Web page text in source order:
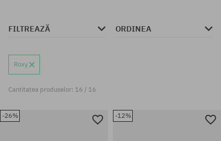
FILTREAZĂ ORDINEA
Roxy
Cantitatea produselor: 16 / 16
-26% -12%